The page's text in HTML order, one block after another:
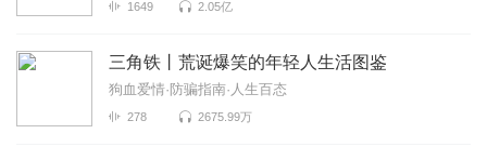
1649 2.05亿
三角铁丨荒诞爆笑的年轻人生活图鉴
狗血爱情·防骗指南·人生百态
278 2675.99万